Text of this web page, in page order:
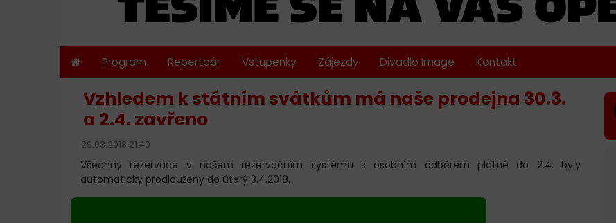
Program Repertoár Vstupenky Zájezdy Divadlo Image Kontakt
Vzhledem k státním svátkům má naše prodejna 30.3.
a 2.4. zavřeno
29.03.2018 21:40
Všechny rezervace v našem rezervačním systému s osobním odběrem platné do 2.4. byly
automaticky prodlouženy do úterý 3.4.2018.